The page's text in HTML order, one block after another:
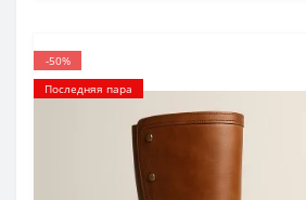
-50%
Последняя пара